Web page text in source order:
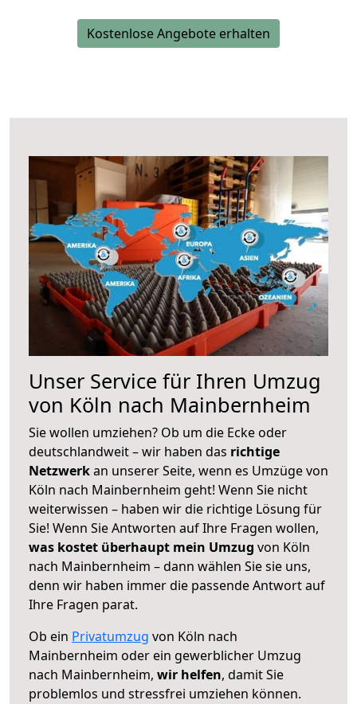
Kostenlose Angebote erhalten
Unser Service für Ihren Umzug
von Köln nach Mainbernheim
Sie wollen umziehen? Ob um die Ecke oder
deutschlandweit – wir haben das richtige
Netzwerkan unserer Seite, wenn es Umzüge von
Köln nach Mainbernheim geht! Wenn Sie nicht
weiterwissen – haben wir die richtige Lösung für
Sie! Wenn Sie Antworten auf Ihre Fragen wollen,
was kostet überhaupt mein Umzug von Köln
nach Mainbernheim – dann wählen Sie sie uns,
denn wir haben immer die passende Antwort auf
Ihre Fragen parat.
Ob ein Privatumzug von Köln nach
Mainbernheim oder ein gewerblicher Umzug
nach Mainbernheim, wir helfen, damit Sie
problemlos und stressfrei umziehen können.